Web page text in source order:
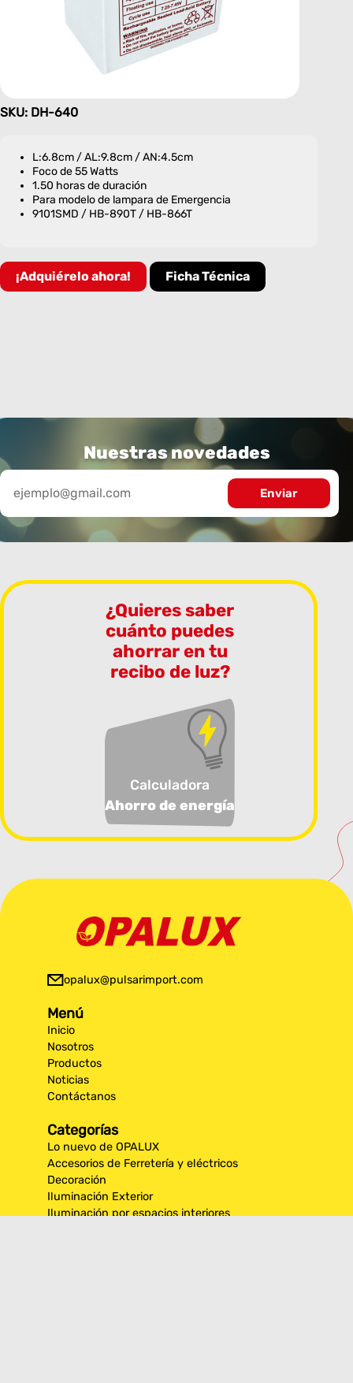
SKU: DH-640
L:6.8cm / AL:9.8cm / AN:4.5cm
Foco de 55 Watts
1.50 horas de duración
Para modelo de lampara de Emergencia
9101SMD / HB-890T / HB-866T
¡Adquiérelo ahora! Ficha Técnica
Nuestras novedades
¿Quieres saber
cuánto puedes
ahorrar en tu
recibo de luz?
Calculadora
Ahorro de energía
opalux@pulsarimport.com
Menú
Inicio
Nosotros
Productos
Noticias
Contáctanos
Categorías
Lo nuevo de OPALUX
Accesorios de Ferretería y eléctricos
Decoración
Iluminación Exterior
Iluminación por espacios interiores